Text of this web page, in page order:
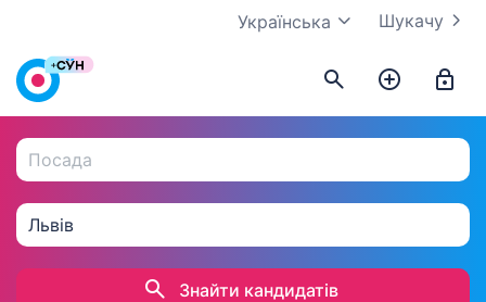
Шукачу
Українська
Знайти кандидатів